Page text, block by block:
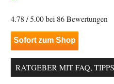
4.78 / 5.00 bei 86Bewertungen
Sofort zum Shop
RATGEBER MIT FAQ,